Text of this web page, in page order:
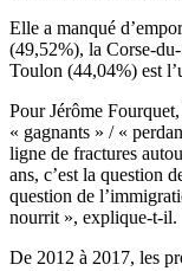
Elle a manqué
(49,52%), la Corse-
Toulon (44,04%) est
Pour Jérôme
« gagnants » / «
ligne de fractures
ans, c’est la question
question de
nourrit », explique-t-il.
De 2012 à 2017, les